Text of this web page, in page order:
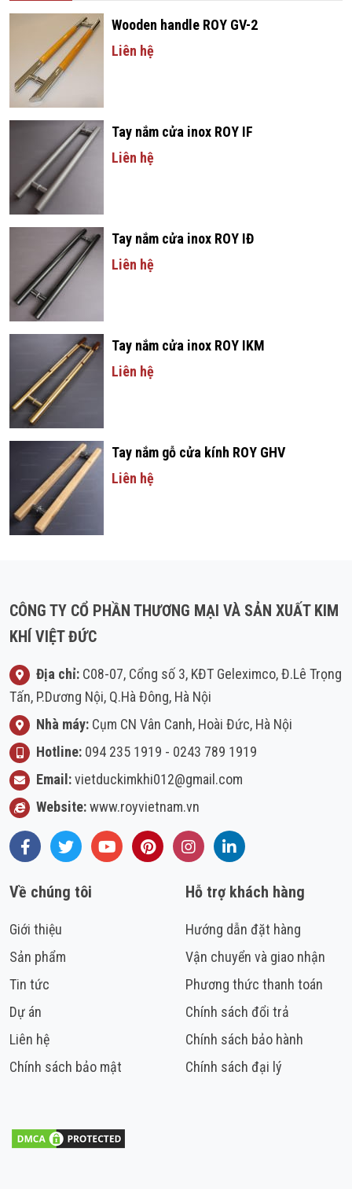
Wooden handle ROY GV-2
Liên hệ
Tay nắm cửa inox ROY IF
Liên hệ
Tay nắm cửa inox ROY IĐ
Liên hệ
Tay nắm cửa inox ROY IKM
Liên hệ
Tay nắm gỗ cửa kính ROY GHV
Liên hệ
CÔNG TY CỔ PHẦN THƯƠNG MẠI VÀ SẢN XUẤT KIM
KHÍ VIỆT ĐỨC
Địa chỉ: C08-07, Cổng số 3, KĐT Geleximco, Đ.Lê Trọng
Tấn, P.Dương Nội, Q.Hà Đông, Hà Nội
Nhà máy: Cụm CN Vân Canh, Hoài Đức, Hà Nội
Hotline: 094 235 1919 - 0243 789 1919
Email:vietduckimkhi012@gmail.com
Website:www.royvietnam.vn
FacebookTwitterYoutubePinterestInstagramLinkedIn
Về chúng tôi
Giới thiệu
Sản phẩm
Tin tức
Dự án
Liên hệ
Chính sách bảo mật
Hỗ trợ khách hàng
Hướng dẫn đặt hàng
Vận chuyển và giao nhận
Phương thức thanh toán
Chính sách đổi trả
Chính sách bảo hành
Chính sách đại lý